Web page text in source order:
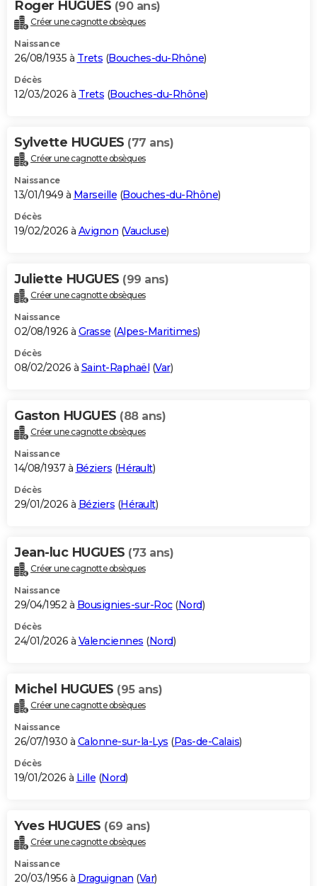
Roger HUGUES (90 ans)
Créer une cagnotte obsèques
Naissance
26/08/1935 à Trets (Bouches-du-Rhône)
Décès
12/03/2026 à Trets (Bouches-du-Rhône)
Sylvette HUGUES (77 ans)
Créer une cagnotte obsèques
Naissance
13/01/1949 à Marseille (Bouches-du-Rhône)
Décès
19/02/2026 à Avignon (Vaucluse)
Juliette HUGUES (99 ans)
Créer une cagnotte obsèques
Naissance
02/08/1926 à Grasse (Alpes-Maritimes)
Décès
08/02/2026 à Saint-Raphaël (Var)
Gaston HUGUES (88 ans)
Créer une cagnotte obsèques
Naissance
14/08/1937 à Béziers (Hérault)
Décès
29/01/2026 à Béziers (Hérault)
Jean-luc HUGUES (73 ans)
Créer une cagnotte obsèques
Naissance
29/04/1952 à Bousignies-sur-Roc(Nord)
Décès
24/01/2026 à Valenciennes (Nord)
Michel HUGUES (95 ans)
Créer une cagnotte obsèques
Naissance
26/07/1930 à Calonne-sur-la-Lys (Pas-de-Calais)
Décès
19/01/2026 à Lille (Nord)
Yves HUGUES (69 ans)
Créer une cagnotte obsèques
Naissance
20/03/1956 à Draguignan (Var)